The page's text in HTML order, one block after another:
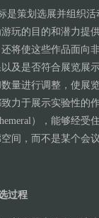
是策划选展并组织
玩的目的和潜力提
将使这些作品面向
及是否符合展览展
量进行调整，使展
力于展示实验性的
），能够经受
间，而不是某个会
过程